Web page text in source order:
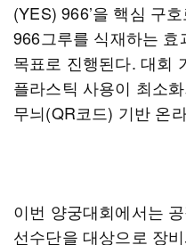
(YES) 966’을 핵심 구
966그루를 식재하는
목표로 진행된다. 대회
플라스틱 사용이 최소
무늬(QR코드) 기반 온
이번 양궁대회에서는
선수단을 대상으로 장